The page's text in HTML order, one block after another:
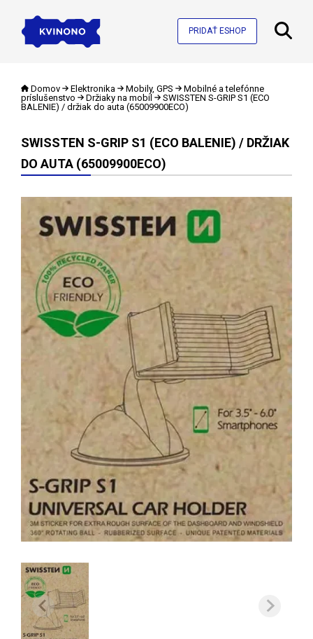
PRIDAŤ ESHOP
Domov Elektronika Mobily, GPS
Mobilné a telefónne
príslušenstvo
Držiaky na mobil
SWISSTEN S-GRIP S1 (ECO
BALENIE) / držiak do auta (65009900ECO)
SWISSTEN S-GRIP S1 (ECO BALENIE) / DRŽIAK
DO AUTA (65009900ECO)